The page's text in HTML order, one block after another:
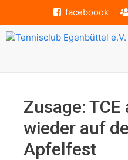
springen
faceboook
Zusage:
wieder auf
Apfelfest